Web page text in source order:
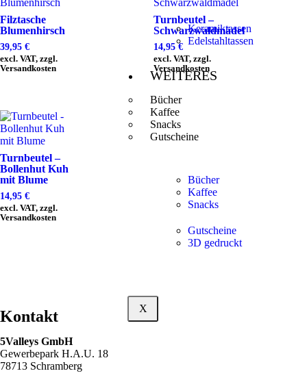
Keramiktassen
Edelstahltassen
WEITERES
Bücher
Kaffee
Snacks
Gutscheine
Bücher
Kaffee
Snacks
Gutscheine
3D gedruckt
X
Filztasche
Blumenhirsch
39,95 €
excl. VAT, zzgl.
Versandkosten
Turnbeutel –
Schwarzwaldmädel
14,95€
excl. VAT, zzgl.
Versandkosten
Turnbeutel –
Bollenhut Kuh
mit Blume
14,95 €
excl. VAT, zzgl.
Versandkosten
Kontakt
5Valleys GmbH
Gewerbepark H.A.U. 18
78713 Schramberg